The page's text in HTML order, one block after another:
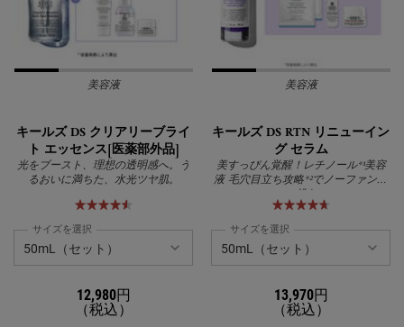
美容液
キールズ DS クリアリーブライ
ト エッセンス[医薬部外品]
光をブースト、理想の透明感へ。う
るおいに満ちた、水光ツヤ肌。
サイズを選択
12,980円
（税込）
美容液
キールズ DS RTN リニューイン
グ セラム
美すっぴん覚醒！レチノール*¹美容
液 毛穴目立ち攻略*²でノーファンデ
に挑む
サイズを選択
13,970円
（税込）